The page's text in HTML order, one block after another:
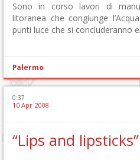
Sono in corso lavori di
litoranea che congiunge
punti luce che si concluderanno
Palermo
0:37
10 Apr 2008
“Lips and